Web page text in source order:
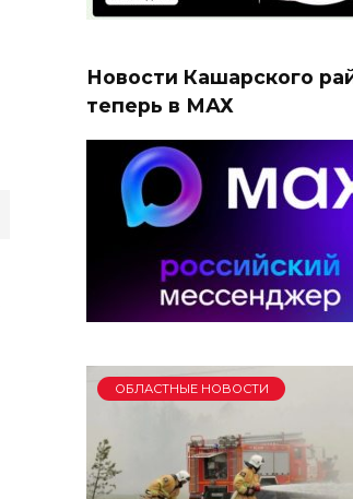
Новости Кашарского
теперь в МАХ
ОБЛАСТНЫЕ НОВОСТИ